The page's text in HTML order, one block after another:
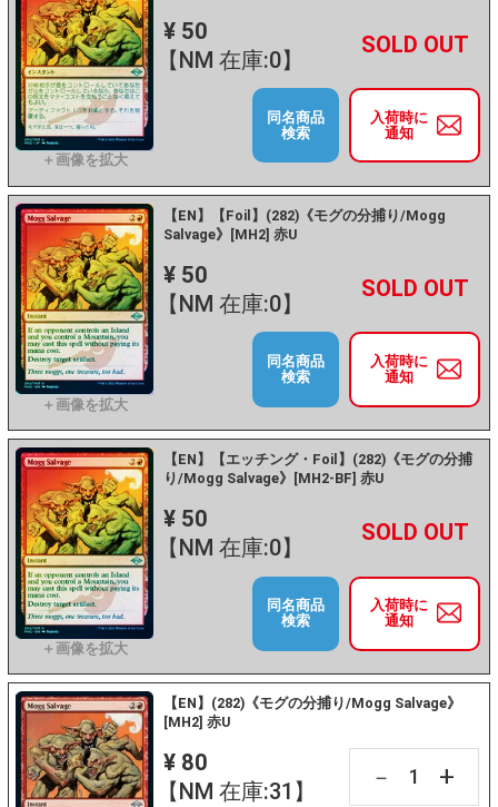
¥ 50
【NM 在庫:0】
－ +
入荷時に
通知
同名商品
検索
【EN】【Foil】(282)《モグの分捕り/Mogg
Salvage》[MH2] 赤U
¥ 50
【NM 在庫:0】
－ +
入荷時に
通知
同名商品
検索
【EN】【エッチング・Foil】(282)《モグの分捕
り/Mogg Salvage》[MH2-BF] 赤U
¥ 50
【NM 在庫:0】
－ +
入荷時に
通知
同名商品
検索
【EN】(282)《モグの分捕り/Mogg Salvage》
[MH2] 赤U
¥ 80
【NM 在庫:31】
－ +